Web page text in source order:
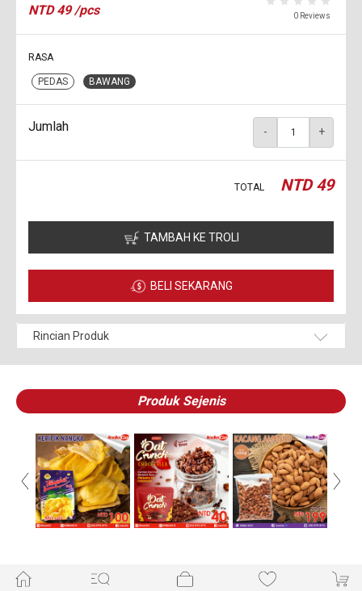
NTD49 /pcs 0 Reviews
RASA
PEDAS BAWANG
Jumlah - +
TOTAL NTD49
TAMBAH KE TROLI
BELI SEKARANG
Rincian Produk
Produk Sejenis